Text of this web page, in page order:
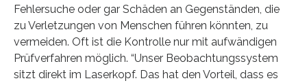
Fehlersuche oder gar Schäden an Gegenständen, die
zu Verletzungen von Menschen führen könnten, zu
vermeiden. Oft ist die Kontrolle nur mit aufwändigen
Prüfverfahren möglich. “Unser Beobachtungssystem
sitzt direkt im Laserkopf. Das hat den Vorteil, dass es